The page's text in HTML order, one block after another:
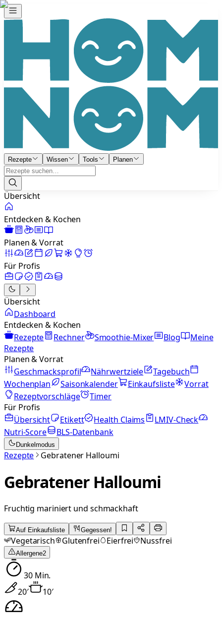
Rezepte Wissen Tools Planen
Übersicht
Entdecken & Kochen
Planen & Vorrat
Für Profis
Übersicht
Dashboard
Entdecken & Kochen
Rezepte
Rechner Smoothie-Mixer Blog
Meine
Rezepte
Planen & Vorrat
Geschmacksprofil
Nährwertziele
Tagebuch
Wochenplan
Saisonkalender Einkaufsliste
Vorrat
Rezeptvorschläge
Timer
Für Profis
Übersicht
Etikett Health Claims
LMIV-Check
Nutri-Score
BLS-Datenbank
Dunkelmodus
Rezepte Gebratener Halloumi
Gebratener Halloumi
Fruchtig mariniert und schmackhaft
Auf Einkaufsliste Gegessen!
Vegetarisch Glutenfrei Eierfrei Nussfrei
Allergene2
30Min.
20′ 10′